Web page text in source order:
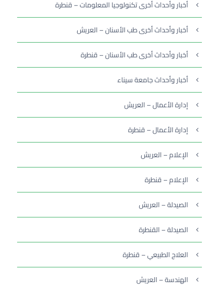
أخبار وأحداث أخرى تكنولوجيا المعلومات – قنطرة
أخبار وأحداث أخرى طب الأسنان – العريش
أخبار وأحداث أخرى طب الأسنان – قنطرة
أخبار وأحداث جامعة سيناء
إدارة الأعمال – العريش
إدارة الأعمال – قنطرة
الإعلام – العريش
الإعلام – قنطرة
الصيدلة – العريش
الصيدلة – القنطرة
العلاج الطبيعي – قنطرة
الهندسة – العريش